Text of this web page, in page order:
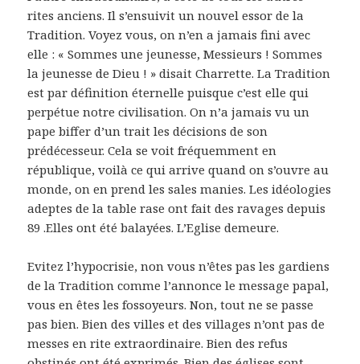
rites anciens. Il s’ensuivit un nouvel essor de la
Tradition. Voyez vous, on n’en a jamais fini avec
elle : « Sommes une jeunesse, Messieurs ! Sommes
la jeunesse de Dieu ! » disait Charrette. La Tradition
est par définition éternelle puisque c’est elle qui
perpétue notre civilisation. On n’a jamais vu un
pape biffer d’un trait les décisions de son
prédécesseur. Cela se voit fréquemment en
république, voilà ce qui arrive quand on s’ouvre au
monde, on en prend les sales manies. Les idéologies
adeptes de la table rase ont fait des ravages depuis
89 .Elles ont été balayées. L’Eglise demeure.
Evitez l’hypocrisie, non vous n’êtes pas les gardiens
de la Tradition comme l’annonce le message papal,
vous en êtes les fossoyeurs. Non, tout ne se passe
pas bien. Bien des villes et des villages n’ont pas de
messes en rite extraordinaire. Bien des refus